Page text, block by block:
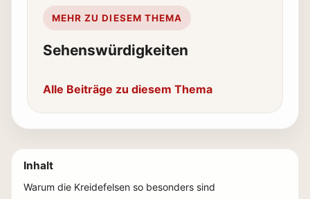
MEHR ZU DIESEM THEMA
Sehenswürdigkeiten
Alle Beiträge zu diesem Thema
Inhalt
Warum die Kreidefelsen so besonders sind